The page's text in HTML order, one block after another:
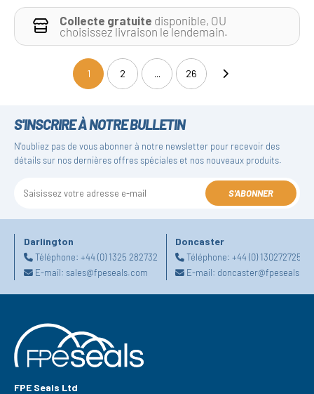
Collecte gratuite disponible, OU
choisissez livraison le lendemain.
1(current)2 ... 26
S'INSCRIRE À NOTRE BULLETIN
N'oubliez pas de vous abonner à notre newsletter pour recevoir des
détails sur nos dernières offres spéciales et nos nouveaux produits.
S'ABONNER
Darlington
Téléphone: +44 (0) 1325 282732
E-mail: sales@fpeseals.com
Doncaster
Téléphone:+44 (0) 1302727252
E-mail:
FPE Seals Ltd